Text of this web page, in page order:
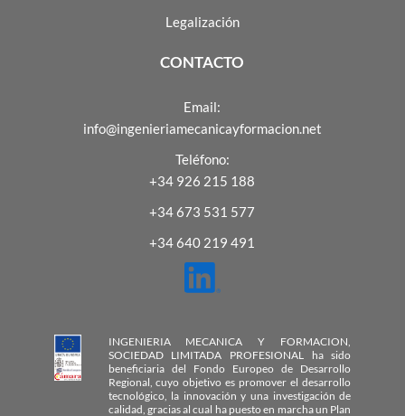
Legalización
CONTACTO
Email:
info@ingenieriamecanicayformacion.net
Teléfono:
+34 926 215 188
+34 673 531 577
+34 640 219 491
INGENIERIA MECANICA Y FORMACION,
SOCIEDAD LIMITADA PROFESIONAL ha sido
beneficiaria del Fondo Europeo de Desarrollo
Regional, cuyo objetivo es promover el desarrollo
tecnológico, la innovación y una investigación de
calidad, gracias al cual ha puesto en marcha un Plan